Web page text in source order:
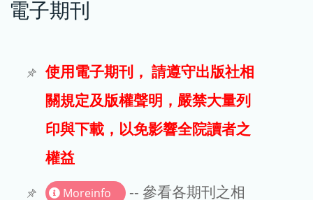
電子期刊
試用
電子期刊
使用電子期刊， 請遵守出版社相
關規定及版權聲明，嚴禁大量列
印與下載，以免影響全院讀者之
權益
Moreinfo
-- 參看各期刊之相